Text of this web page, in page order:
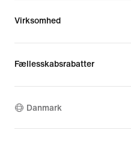
Virksomhed
Fællesskabsrabatter
Danmark